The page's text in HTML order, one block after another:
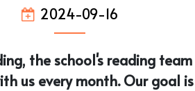
2024-09-16
the school's reading
us every month. Our goal